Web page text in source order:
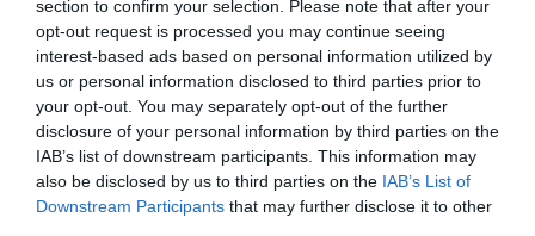
section to confirm your selection. Please note that after your
opt-out request is processed you may continue seeing
interest-based ads based on personal information utilized by
us or personal information disclosed to third parties prior to
your opt-out. You may separately opt-out of the further
disclosure of your personal information by third parties on the
IAB’s list of downstream participants. This information may
also be disclosed by us to third parties on the IAB’s List of
Downstream Participants that may further disclose it to other
Επίσημο: Ο Παναθηναϊκός
ανακοίνωσε τον Λιβάι Γκαρσία